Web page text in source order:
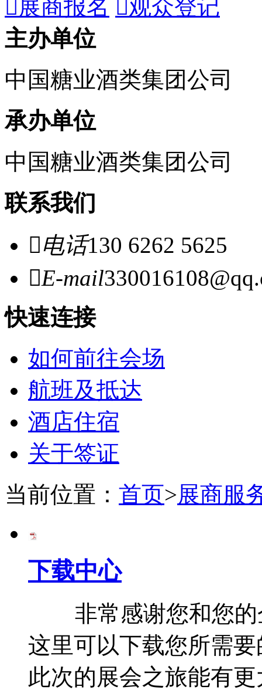
展商报名 观众登记
主办单位
中国糖业酒类集团公司
承办单位
中国糖业酒类集团公司
联系我们
电话130 6262 5625
E-mail
快速连接
如何前往会场
航班及抵达
酒店住宿
关于签证
当前位置： 首页>展商服
下载中心
非常感谢您和您的
这里可以下载您所需
此次的展会之旅能有